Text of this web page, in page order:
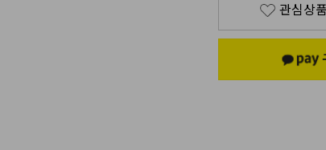
관심상